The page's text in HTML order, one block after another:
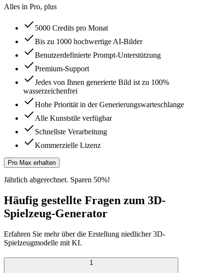
Alles in Pro, plus
5000 Credits pro Monat
Bis zu 1000 hochwertige AI-Bilder
Benutzerdefinierte Prompt-Unterstützung
Premium-Support
Jedes von Ihnen generierte Bild ist zu 100%
wasserzeichenfrei
Hohe Priorität in der Generierungswarteschlange
Alle Kunststile verfügbar
Schnellste Verarbeitung
Kommerzielle Lizenz
Pro Max erhalten
Jährlich abgerechnet. Sparen 50%!
Häufig gestellte Fragen zum 3D-
Spielzeug-Generator
Erfahren Sie mehr über die Erstellung niedlicher 3D-
Spielzeugmodelle mit KI.
1